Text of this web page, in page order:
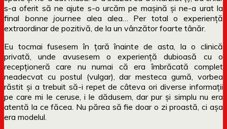
s-a oferit să ne ajute s-o urcăm pe mașină și ne-a urat la
final bonne journee alea alea… Per total o experiență
extraordinar de pozitivă, de la un vânzător foarte tânăr.
Eu tocmai fusesem în țară înainte de asta, la o clinică
privată, unde avusesem o experiență dubioasă cu o
recepționeră care nu numai că era îmbrăcată complet
neadecvat cu postul (vulgar), dar mesteca gumă, vorbea
răstit și a trebuit să-i repet de câteva ori diverse informații
pe care mi le ceruse, i le dădusem, dar pur și simplu nu era
atentă la ce făcea. Nu părea să fie doar o zi proastă, ci așa
era modelul.